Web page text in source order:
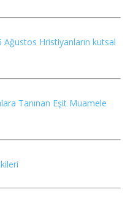
Ağustos Hristiyanların kutsal
Tanınan Eşit Muamele